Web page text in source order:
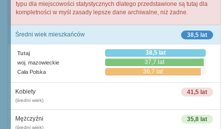
typu dla miejscowości statystycznych dlatego przedstawione są tutaj dla
kompletności w myśl zasady lepsze dane archiwalne, niż żadne.
38,5 lat
Średni wiek mieszkańców
Tutaj 38,5 lat
woj. mazowieckie 37,7 lat
Cała Polska 36,7 lat
41,5 lat
Kobiety
(średni wiek)
35,8 lat
Mężczyźni
(średni wiek)